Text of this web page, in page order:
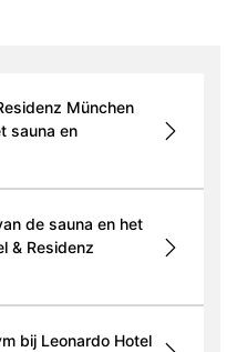
München
sauna en
de sauna en het
& Residenz
bij Leonardo Hotel